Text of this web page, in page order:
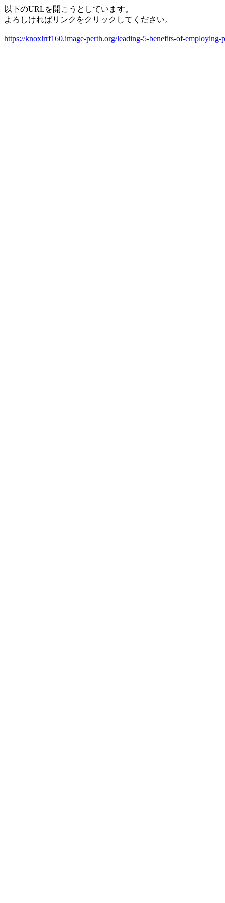
以下のURLを開こうとしています。
よろしければリンクをクリックしてください。
https://knoxlrrf160.image-perth.org/leading-5-benefits-of-